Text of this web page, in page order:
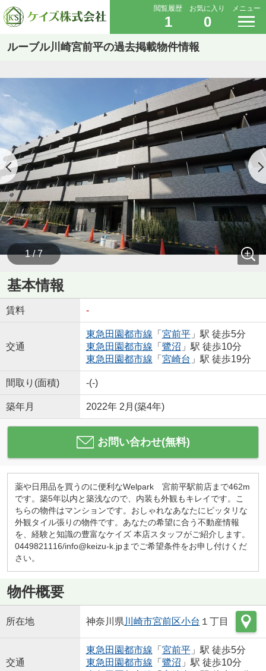
閲覧履歴
1
お気に入り
0
メニュー
ルーブル川崎宮前平の過去掲載物件情報
1 / 7
基本情報
賃料 -
交通
東急田園都市線 「 宮前平」駅 徒歩5分
東急田園都市線 「 鷺沼 」駅 徒歩10分
東急田園都市線 「 宮崎台 」駅 徒歩19分
間取り(面積) -(-)
築年月 2022年 2月(築4年)
お問い合わせ(無料)
薬や日用品を買うのに便利なWelpark 宮前平駅前店まで462m
です。築5年以内と築浅なので、内装も外観もキレイです。こ
ちらの物件はマンションです。おしゃれなあなたにピッタリな
外観タイル張りの物件です。あなたの希望に合う不動産情報
を、経験と知識の豊富なケイズ 本店スタッフがご紹介します。
0449821116/info@keizu-k.jpまでご希望条件をお申し付けくだ
さい。
物件概要
所在地 神奈川県 川崎市宮前区小台 １丁目
交通
東急田園都市線 「 宮前平」駅 徒歩5分
東急田園都市線 「 鷺沼 」駅 徒歩10分